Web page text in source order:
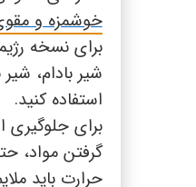
خوشمزه و
برای نسخه
شیر بادام،
استفاده کنید.
برای جلوگیری
گرفتن مواد،
حرارت باید